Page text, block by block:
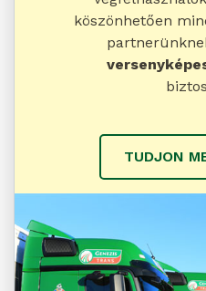
köszönhetően
TUDJON